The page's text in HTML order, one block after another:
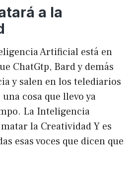
a la
Artificial está en
ChatGtp, Bard y demás
y salen en los telediarios
cosa que llevo ya
La Inteligencia
la Creatividad Y es
esas voces que dicen que